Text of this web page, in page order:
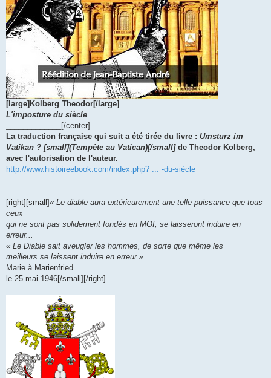
[large]Kolberg Theodor[/large]
L'imposture du siècle
_____________[/center]
La traduction française qui suit a été tirée du livre : Umsturz im
Vatikan ? [small](Tempête au Vatican)[/small]de Theodor Kolberg,
avec l'autorisation de l'auteur.
http://www.histoireebook.com/index.php? ... -du-siècle
[right][small]« Le diable aura extérieurement une telle puissance que tous
ceux
qui ne sont pas solidement fondés en MOI, se laisseront induire en
erreur...
« Le Diable sait aveugler les hommes, de sorte que même les
meilleurs se laissent induire en erreur ».
Marie à Marienfried
le 25 mai 1946[/small][/right]